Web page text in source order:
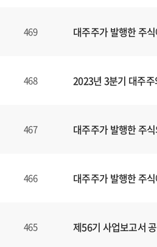
469 대주주가 발행한 주
468 2023년 3분기 대주
467 대주주가 발행한 주
466 대주주가 발행한 주
465 제56기 사업보고서